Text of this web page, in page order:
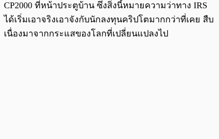
CP2000 ที่หน้าประตูบ้าน ซึ่งสิ่งนี้หมายความว่าทาง IRS
ได้เริ่มเอาจริงเอาจังกับนักลงทุนคริปโตมากกว่าที่เคย สืบ
เนื่องมาจากกระแสของโลกที่เปลี่ยนแปลงไป